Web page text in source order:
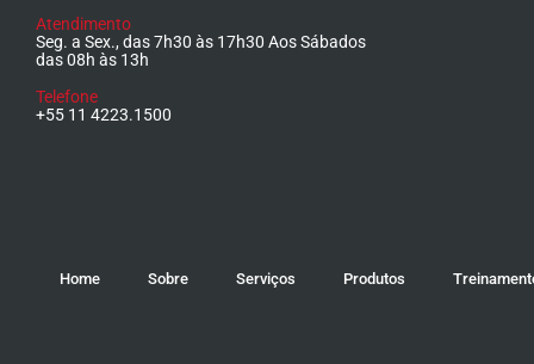
Atendimento
Seg. a Sex., das 7h30 às 17h30 Aos Sábados
das 08h às 13h
Telefone
+55 11 4223.1500
Home Sobre Serviços Produtos